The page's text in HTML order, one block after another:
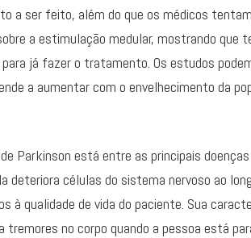
a ser feito, além do que os médicos
a estimulação medular, mostrando que
já fazer o tratamento. Os estudos
a aumentar com o envelhecimento da
Parkinson está entre as principais
deteriora células do sistema nervoso ao
à qualidade de vida do paciente. Sua
no corpo quando a pessoa está